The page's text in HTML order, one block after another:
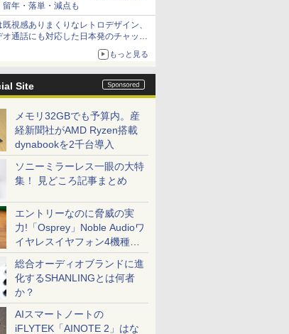
留年・落単・減点も
既視感ありまくりなレトロデザイン、
オ通話にも対応した日本発のチャット
もっと見る
Site
メモリ32GBでも予算内。産
経新聞社がAMD Ryzen搭載
dynabookを2千台導入
ソニーミラーレス一眼の大特
集！ 見どころ記事まとめ
エントリーなのに脅威の実
力!「Osprey」Noble Audioワ
イヤレスイヤフォン4機種を
一気に聴く
総合オーディオブランドに進
化するSHANLINGとは何者
か？
AIスマートノートの
iFLYTEK「AINOTE 2」はな